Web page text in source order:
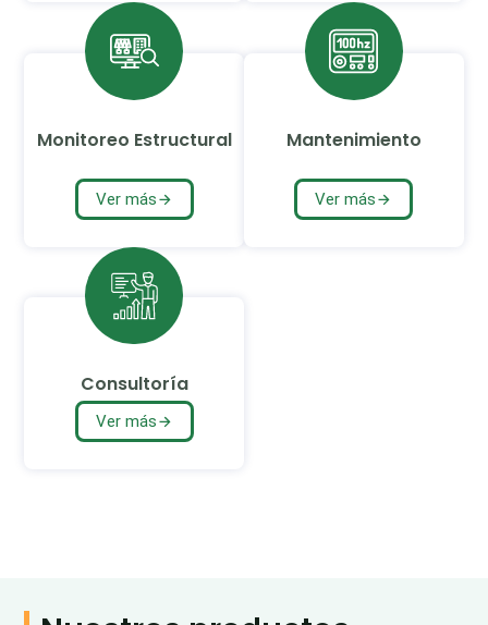
Monitoreo Estructural
Ver más
Mantenimiento
Ver más
Consultoría
Ver más